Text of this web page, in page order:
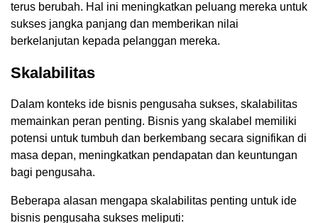
terus berubah. Hal ini meningkatkan peluang mereka untuk
sukses jangka panjang dan memberikan nilai
berkelanjutan kepada pelanggan mereka.
Skalabilitas
Dalam konteks ide bisnis pengusaha sukses, skalabilitas
memainkan peran penting. Bisnis yang skalabel memiliki
potensi untuk tumbuh dan berkembang secara signifikan di
masa depan, meningkatkan pendapatan dan keuntungan
bagi pengusaha.
Beberapa alasan mengapa skalabilitas penting untuk ide
bisnis pengusaha sukses meliputi: